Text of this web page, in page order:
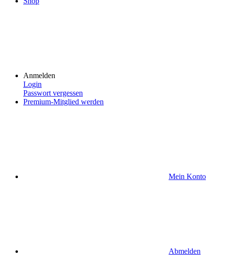
Anmelden
Login
Passwort vergessen
Premium-Mitglied werden
Mein Konto
Abmelden